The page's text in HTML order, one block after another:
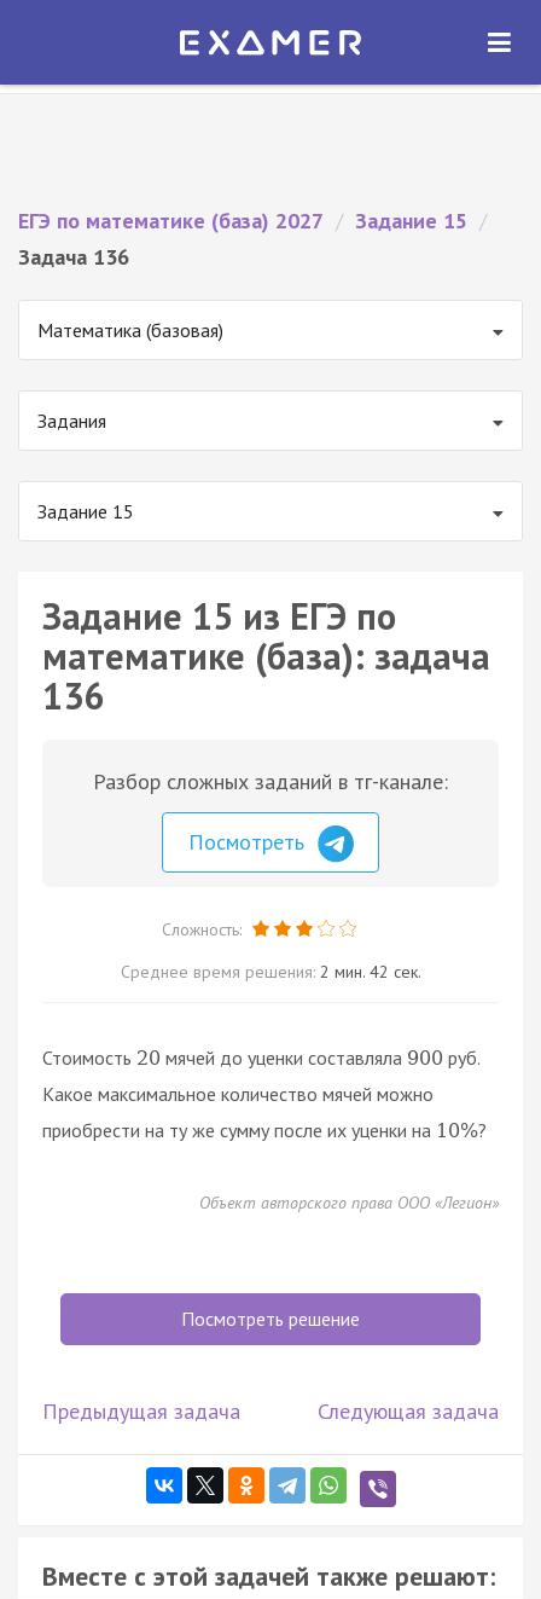
Экзамер — ЕГЭ 2027
ОТКРЫТЬ
ЕГЭ по математике (база) 2027 / Задание 15 /
Задача 136
Математика (базовая)
Задания
Задание 15
Задание 15 из ЕГЭ по
математике (база): задача
136
Разбор сложных заданий в тг-канале:
Посмотреть
Сложность:
Среднее время решения: 2 мин. 42 сек.
Стоимость 20 мячей до уценки составляла 900 руб.
Какое максимальное количество мячей можно
приобрести на ту же сумму после их уценки на 10%?
Объект авторского права ООО «Легион»
Посмотреть решение
Предыдущая задача Следующая задача
Вместе с этой задачей также решают: